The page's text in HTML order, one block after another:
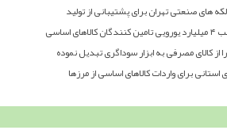
های صنعتی تهران برای پشتیبانی از تولید
کالای مصرفی به ابزار سوداگری تبدیل نموده